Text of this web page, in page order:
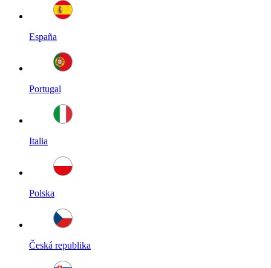
España
Portugal
Italia
Polska
Česká republika